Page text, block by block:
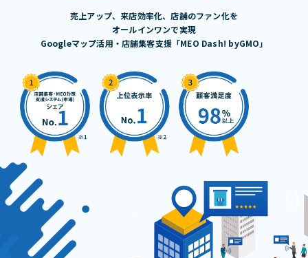
導入事例インタビュー
成果事例
売上アップ、来店効率化、店舗のファン化を
オールインワンで実現
Googleマップ活用・店舗集客支援「MEO Dash! byGMO」